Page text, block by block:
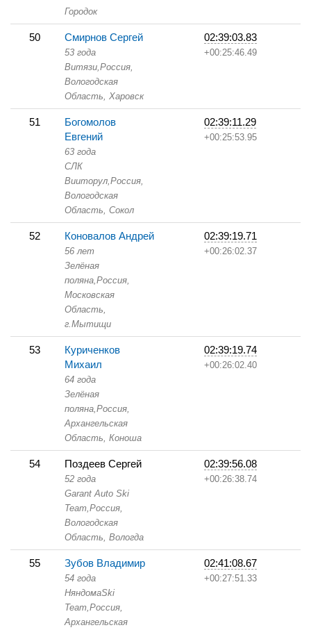
Городок
50 Смирнов Сергей
53 года
Витязи,Россия,
Вологодская
Область, Харовск
02:39:03.83
+00:25:46.49
51
Богомолов
Евгений
63 года
СЛК
Вииторул,Россия,
Вологодская
Область, Сокол
02:39:11.29
+00:25:53.95
52 Коновалов Андрей
56 лет
Зелёная
поляна,Россия,
Московская
Область,
г.Мытищи
02:39:19.71
+00:26:02.37
53
Куриченков
Михаил
64 года
Зелёная
поляна,Россия,
Архангельская
Область, Коноша
02:39:19.74
+00:26:02.40
54 Поздеев Сергей
52 года
Garant Auto Ski
Team,Россия,
Вологодская
Область, Вологда
02:39:56.08
+00:26:38.74
55 Зубов Владимир
54 года
НяндомаSki
Team,Россия,
Архангельская
02:41:08.67
+00:27:51.33